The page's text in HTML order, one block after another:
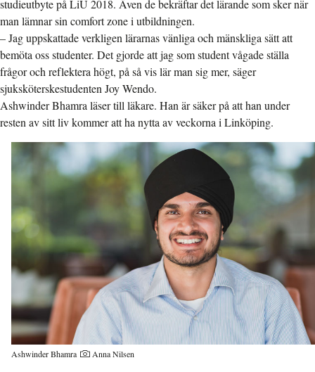
studieutbyte på LiU 2018. Även de bekräftar det lärande som sker när
man lämnar sin comfort zone i utbildningen.
– Jag uppskattade verkligen lärarnas vänliga och mänskliga sätt att
bemöta oss studenter. Det gjorde att jag som student vågade ställa
frågor och reflektera högt, på så vis lär man sig mer, säger
sjuksköterskestudenten Joy Wendo.
Ashwinder Bhamra läser till läkare. Han är säker på att han under
resten av sitt liv kommer att ha nytta av veckorna i Linköping.
Ashwinder Bhamra Anna Nilsen